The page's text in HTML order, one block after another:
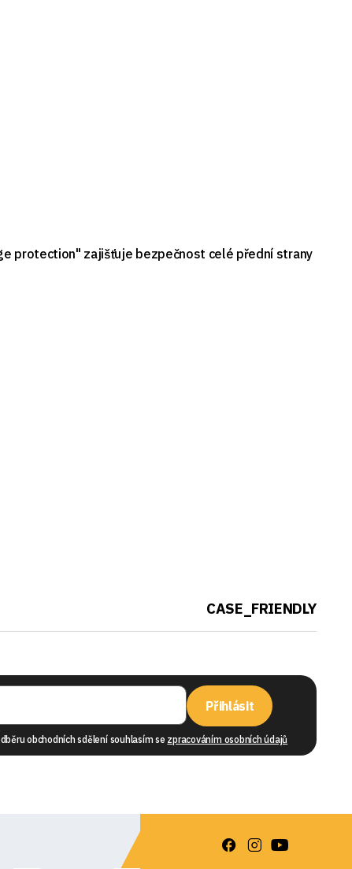
protection" zajišťuje bezpečnost celé přední strany
CASE_FRIENDLY
Přihlásit
obchodních sdělení souhlasím se zpracováním osobních údajů